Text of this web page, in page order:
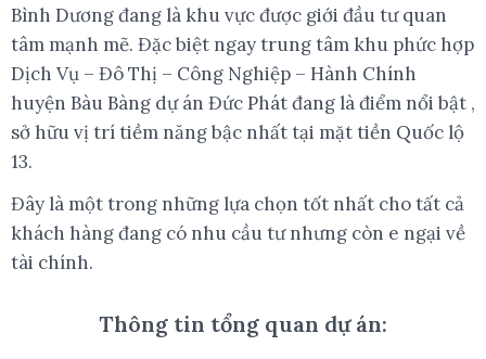
Bình Dương đang là khu vực được giới đầu tư quan
tâm mạnh mẽ. Đặc biệt ngay trung tâm khu phức hợp
Dịch Vụ – Đô Thị – Công Nghiệp – Hành Chính
huyện Bàu Bàng dự án Đức Phát đang là điểm nổi bật ,
sở hữu vị trí tiềm năng bậc nhất tại mặt tiền Quốc lộ
13.
Đây là một trong những lựa chọn tốt nhất cho tất cả
khách hàng đang có nhu cầu tư nhưng còn e ngại về
tài chính.
Thông tin tổng quan dự án: